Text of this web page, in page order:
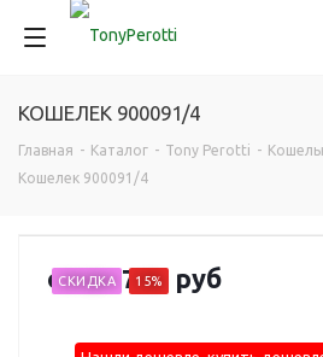
КОШЕЛЕК 900091/4
Главная - Каталог - Tony Perotti -
Кошелек 900091/4
СКИДКА 15%
от13 760 руб